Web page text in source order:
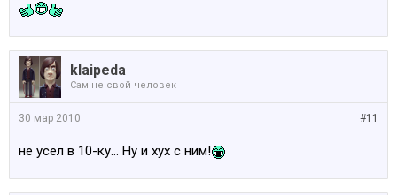
klaipeda
Сам не свой человек
#11
30 мар 2010
не усел в 10-ку... Ну и хух с ним!